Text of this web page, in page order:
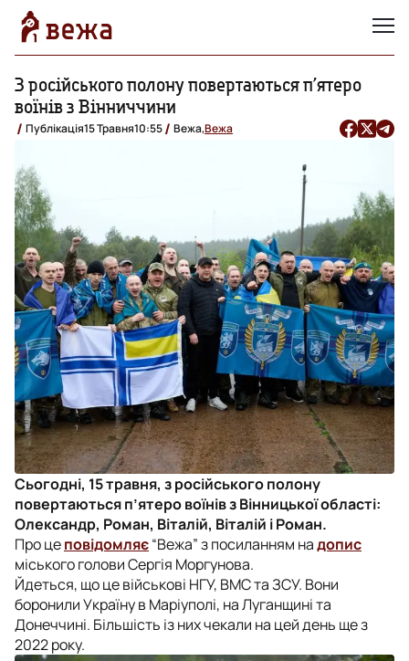
З російського полону повертаються п’ятеро
воїнів з Вінниччини
Публікація15 Травня10:55 Вежа,Вежа
Сьогодні, 15 травня, з російського полону
повертаються п’ятеро воїнів з Вінницької області:
Олександр, Роман, Віталій, Віталій і Роман.
Про цеповідомляє“Вежа” з посиланням надопис
міського голови Сергія Моргунова.
Йдеться, що це військові НГУ, ВМС та ЗСУ. Вони
боронили Україну в Маріуполі, на Луганщині та
Донеччині. Більшість із них чекали на цей день ще з
2022 року.